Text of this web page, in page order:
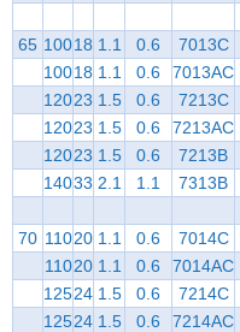
65 10018 1.1 0.6 7013C
10018 1.1 0.6 7013AC
12023 1.5 0.6 7213C
12023 1.5 0.6 7213AC
12023 1.5 0.6 7213B
14033 2.1 1.1 7313B
70 11020 1.1 0.6 7014C
11020 1.1 0.6 7014AC
12524 1.5 0.6 7214C
12524 1.5 0.6 7214AC